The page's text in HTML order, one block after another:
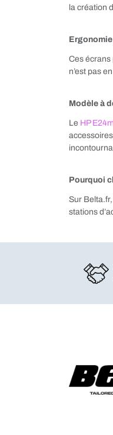
la création
Ces écrans
n’est pas
Modèle à
Le HP
Pourquoi
Sur
stations